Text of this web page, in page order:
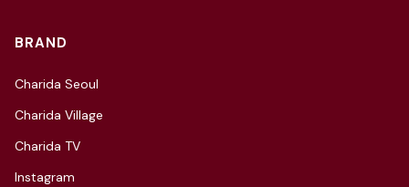
BRAND
Charida Seoul
Charida Village
Charida TV
Instagram